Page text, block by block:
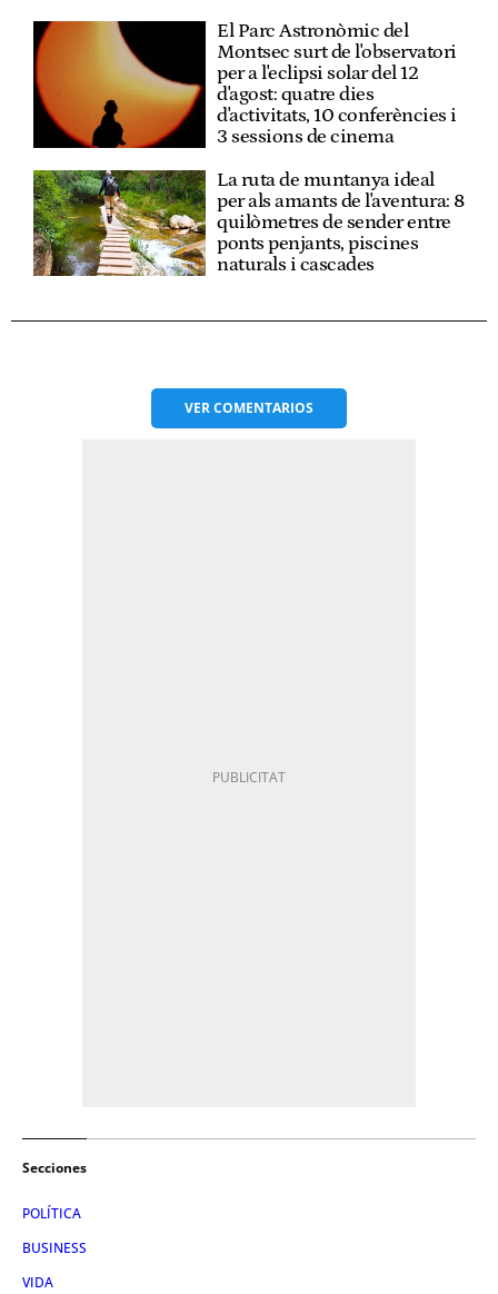
El Parc Astronòmic del
Montsec surt de l'observatori
per a l'eclipsi solar del 12
d'agost: quatre dies
d'activitats, 10 conferències i
3 sessions de cinema
La ruta de muntanya ideal
per als amants de l'aventura: 8
quilòmetres de sender entre
ponts penjants, piscines
naturals i cascades
VERCOMENTARIOS
Secciones
POLÍTICA
BUSINESS
VIDA